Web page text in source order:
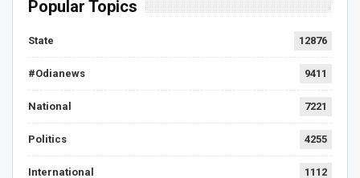
Popular Topics
State 12876
#Odianews 9411
National 7221
Politics 4255
International 1112